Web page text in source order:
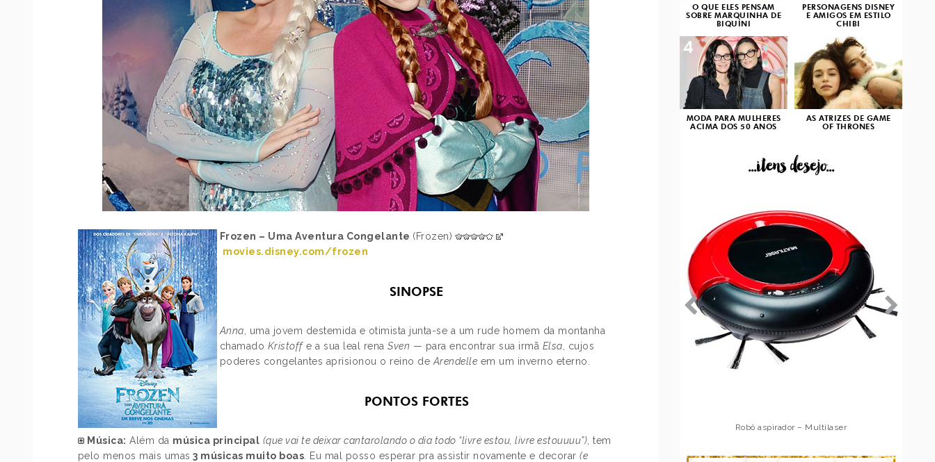
Frozen – Uma Aventura Congelante (Frozen)
movies.disney.com/frozen
SINOPSE
Anna , uma jovem destemida e otimista junta-se a um rude homem da montanha
chamado Kristoffe a sua leal renaSven — para encontrar sua irmã Elsa , cujos
poderes congelantes aprisionou o reino de Arendelle em um inverno eterno.
PONTOS FORTES
Música: Além da música principal (que vai te deixar cantarolando o dia todo “livre estou, livre estouuuu”) , tem
pelo menos mais umas 3 músicas muito boas . Eu mal posso esperar pra assistir novamente e decorar(e
O QUE ELES PENSAM
SOBRE MARQUINHA DE
BIQUÍNI
PERSONAGENS DISNEY
E AMIGOS EM ESTILO
CHIBI
MODA PARA MULHERES
ACIMA DOS 50 ANOS
4
AS ATRIZES DE GAME
OF THRONES
...itens desejo...
Robô aspirador – Multilaser